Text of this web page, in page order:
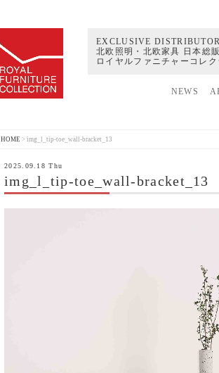
EXCLUSIVE DISTRIBUTOR
北欧照明・北欧家具 日本総
ロイヤルファニチャーコレク
NEWS
HOME > img_l_tip-toe_wall-bracket_13
2025.09.18 Thu
img_l_tip-toe_wall-bracket_13